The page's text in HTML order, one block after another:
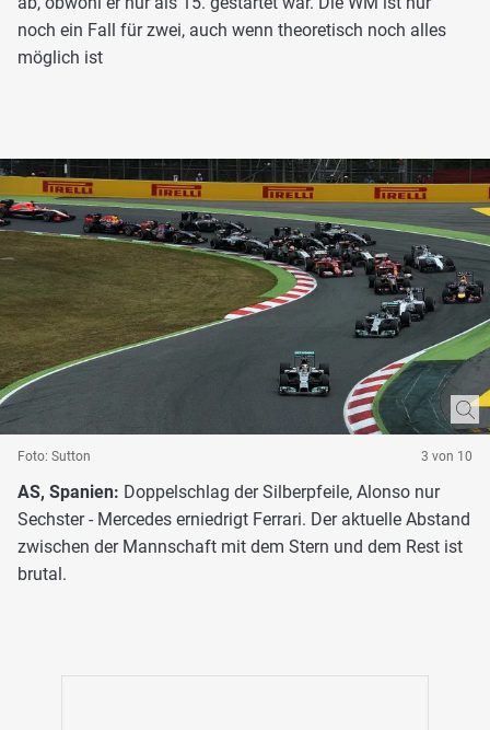
noch ein Fall für zwei, auch wenn theoretisch noch alles
möglich ist
Foto: Sutton 3 von 10
AS, Spanien: Doppelschlag der Silberpfeile, Alonso nur
Sechster - Mercedes erniedrigt Ferrari. Der aktuelle Abstand
zwischen der Mannschaft mit dem Stern und dem Rest ist
brutal.